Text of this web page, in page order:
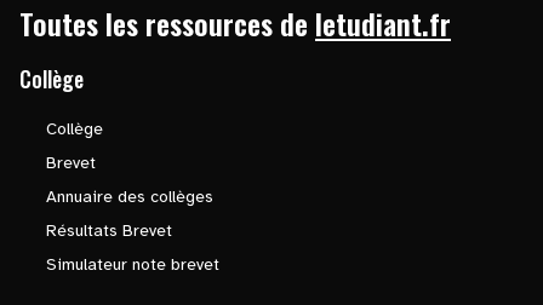
Toutes les ressources de letudiant.fr
Collège
Collège
Brevet
Annuaire des collèges
Résultats Brevet
Simulateur note brevet